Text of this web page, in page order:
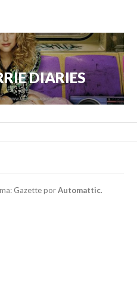
DIARIES
Gazette porAutomattic.